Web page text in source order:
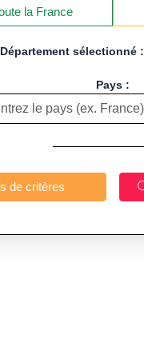
Toute la France
Département sélectionné :
Pays :
Plus de critères